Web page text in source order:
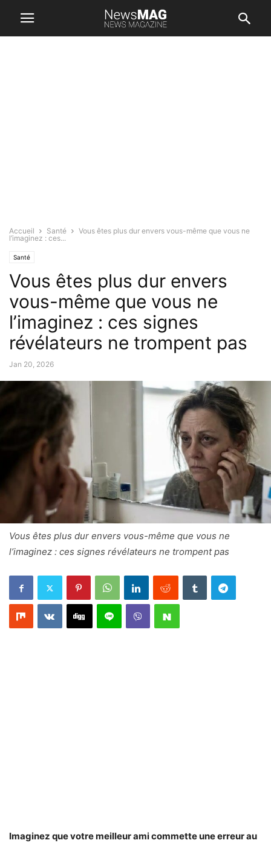
Accueil Santé
Vous êtes plus dur envers vous-même que vous ne
l’imaginez : ces...
Santé
Vous êtes plus dur envers
vous-même que vous ne
l’imaginez : ces signes
révélateurs ne trompent pas
Jan 20, 2026
Vous êtes plus dur envers vous-même que vous ne
l’imaginez : ces signes révélateurs ne trompent pas
Imaginez que votre meilleur ami commette une erreur au